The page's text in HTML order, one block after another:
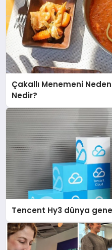
Çakallı Menemeni
Nedir?
Tencent Hy3 dünya